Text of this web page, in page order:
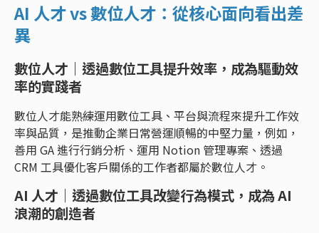
AI 人才 vs 數位人才：從核心面向看出差
異
數位人才｜透過數位工具提升效率，成為驅動效
率的實踐者
數位人才能熟練運用數位工具、平台與流程來提升工作效
率與品質，是推動企業日常營運順暢的中堅力量，例如，
善用 GA 進行行銷分析、運用 Notion 管理專案、透過
CRM 工具優化客戶關係的工作者都屬於數位人才。
AI 人才｜透過數位工具改變行為模式，成為 AI
浪潮的創造者